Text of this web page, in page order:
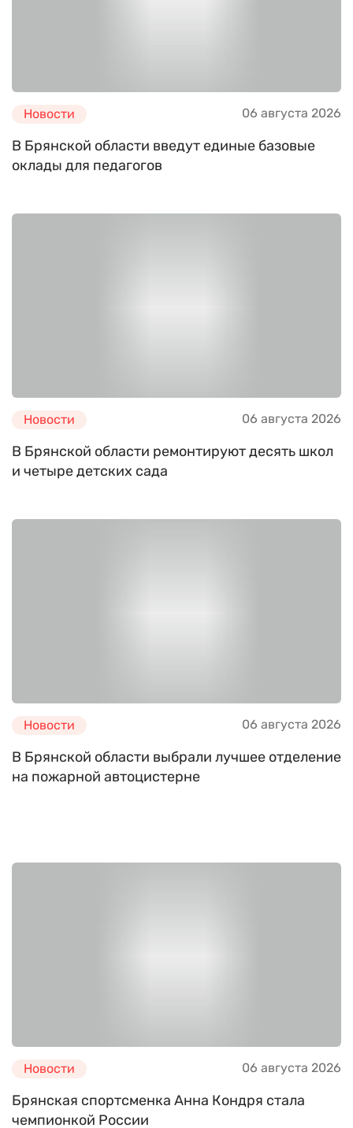
Новости 06 августа 2026
В Брянской области введут единые базовые
оклады для педагогов
Новости 06 августа 2026
В Брянской области ремонтируют десять школ
и четыре детских сада
Новости 06 августа 2026
В Брянской области выбрали лучшее отделение
на пожарной автоцистерне
Новости 06 августа 2026
Брянская спортсменка Анна Кондря стала
чемпионкой России